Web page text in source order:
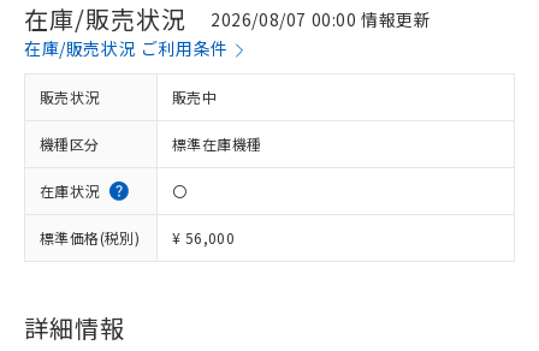
在庫/販売状況
2026/08/07 00:00 情報更新
在庫/販売状況 ご利用条件
販売状況 販売中
機種区分 標準在庫機種
在庫状況 〇
標準価格(税別) ¥ 56,000
詳細情報